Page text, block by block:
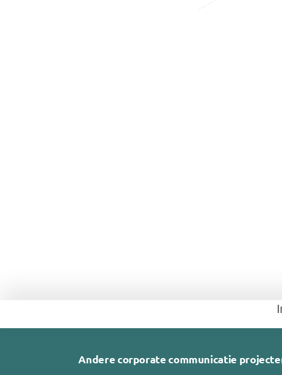
Andere corporate communicatie